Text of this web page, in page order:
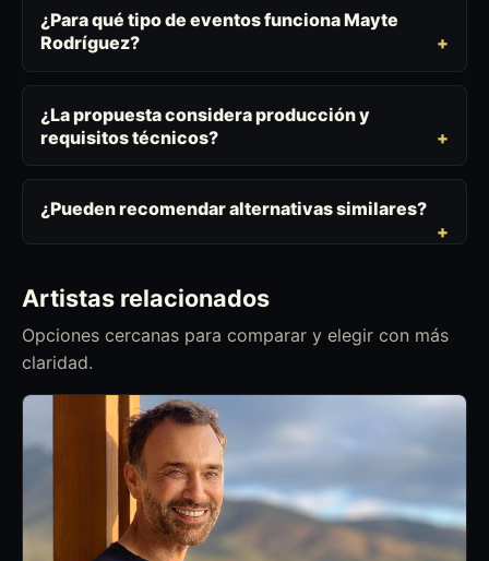
¿Para qué tipo de eventos funciona Mayte
Rodríguez?
¿La propuesta considera producción y
requisitos técnicos?
¿Pueden recomendar alternativas similares?
Artistas relacionados
Opciones cercanas para comparar y elegir con más
claridad.